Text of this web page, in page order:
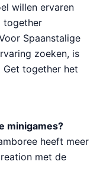
willen ervaren
together
Spaanstalige
zoeken, is
Get together het
minigames?
heeft meer
met de